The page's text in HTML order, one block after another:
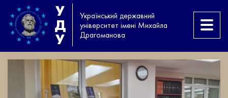
У
Д
У
Український державний
університет імені Михайла
Драгоманова